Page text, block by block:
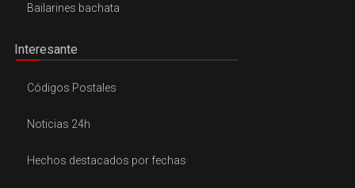
Bailarines bachata
Interesante
Códigos Postales
Noticias 24h
Hechos destacados por fechas